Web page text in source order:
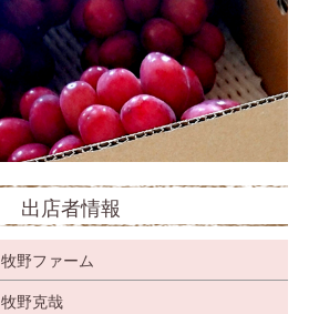
出店者情報
牧野ファーム
牧野克哉